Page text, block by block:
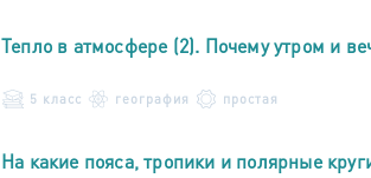
Тепло в атмосфере (2). Почему утром и
5 класс география простая
На какие пояса, тропики и полярные